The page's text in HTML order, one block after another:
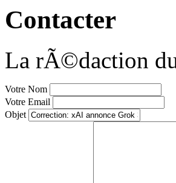
Contacter
La rÃ©daction
Votre Nom
Votre Email
Objet